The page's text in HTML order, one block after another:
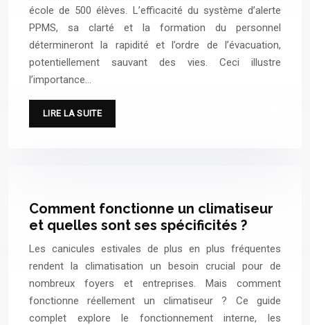
école de 500 élèves. L’efficacité du système d’alerte
PPMS, sa clarté et la formation du personnel
détermineront la rapidité et l’ordre de l’évacuation,
potentiellement sauvant des vies. Ceci illustre
l’importance…
LIRE LA SUITE
Comment fonctionne un climatiseur
et quelles sont ses spécificités ?
Les canicules estivales de plus en plus fréquentes
rendent la climatisation un besoin crucial pour de
nombreux foyers et entreprises. Mais comment
fonctionne réellement un climatiseur ? Ce guide
complet explore le fonctionnement interne, les